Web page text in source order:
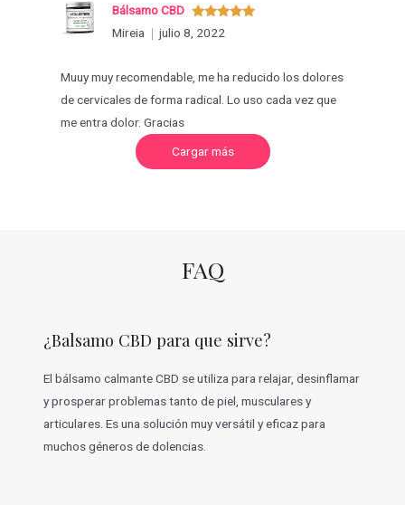
Valorado
con5de 5
Bálsamo CBD
Mireia
julio 8, 2022
Muuy muy recomendable, me ha reducido los dolores
de cervicales de forma radical. Lo uso cada vez que
me entra dolor. Gracias
Cargar másC
r
i
o
e
s
FAQ
¿Balsamo CBD para que sirve?
El bálsamo calmante CBD se utiliza para relajar, desinflamar
y prosperar problemas tanto de piel, musculares y
articulares. Es una solución muy versátil y eficaz para
muchos géneros de dolencias.